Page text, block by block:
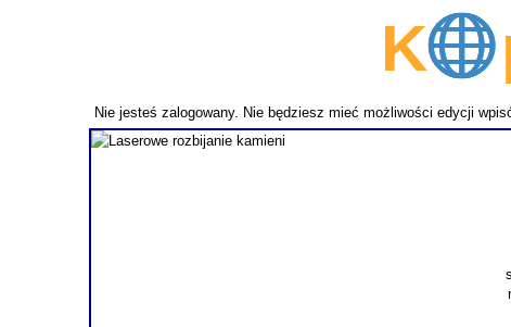
K
Nie jesteś zalogowany. Nie będziesz mieć możliwości edycji